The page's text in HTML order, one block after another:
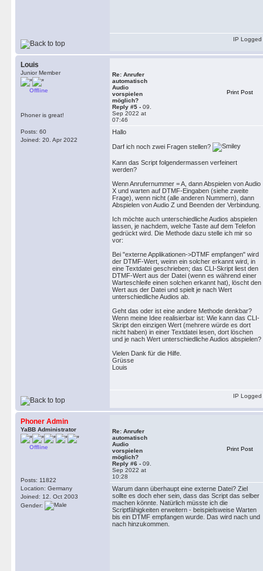
IP Logged
Louis
Junior Member
Offline
Phoner is great!
Posts: 60
Joined: 20. Apr 2022
Re: Anrufer
automatisch
Audio
vorspielen
möglich?
Reply #5 - 09.
Sep 2022 at
07:46
Print Post
Hallo
Darf ich noch zwei Fragen stellen?
Kann das Script folgendermassen verfeinert
werden?
Wenn Anrufernummer = A, dann Abspielen von Audio
X und warten auf DTMF-Eingaben (siehe zweite
Frage), wenn nicht (alle anderen Nummern), dann
Abspielen von Audio Z und Beenden der Verbindung.
Ich möchte auch unterschiedliche Audios abspielen
lassen, je nachdem, welche Taste auf dem Telefon
gedrückt wird. Die Methode dazu stelle ich mir so
vor:
Bei "externe Applikationen->DTMF empfangen" wird
der DTMF-Wert, weinn ein solcher erkannt wird, in
eine Textdatei geschrieben; das CLI-Skript liest den
DTMF-Wert aus der Datei (wenn es während einer
Warteschleife einen solchen erkannt hat), löscht den
Wert aus der Datei und spielt je nach Wert
unterschiedliche Audios ab.
Geht das oder ist eine andere Methode denkbar?
Wenn meine Idee realisierbar ist: Wie kann das CLI-
Skript den einzigen Wert (mehrere würde es dort
nicht haben) in einer Textdatei lesen, dort löschen
und je nach Wert unterschiedliche Audios abspielen?
Vielen Dank für die Hilfe.
Grüsse
Louis
IP Logged
Phoner Admin
YaBB Administrator
Offline
Posts: 11822
Location: Germany
Joined: 12. Oct 2003
Gender:
Re: Anrufer
automatisch
Audio
vorspielen
möglich?
Reply #6 - 09.
Sep 2022 at
10:28
Print Post
Warum dann überhaupt eine externe Datei? Ziel
sollte es doch eher sein, dass das Script das selber
machen könnte. Natürlich müsste ich die
Scriptfähigkeiten erweitern - beispielsweise Warten
bis ein DTMF empfangen wurde. Das wird nach und
nach hinzukommen.